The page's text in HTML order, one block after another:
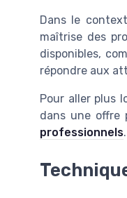
Dans le
maîtrise des
disponibles,
répondre aux
Pour aller plus
dans une offre
professionnels.